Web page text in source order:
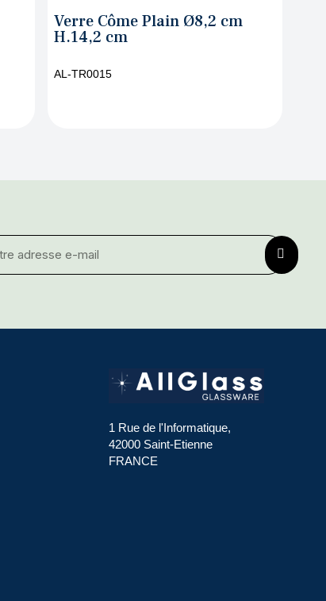
Verre Côme Square Ø8,2 cm
H.14,2 cm
AL-TR0016
1 Rue de l'Informatique,
42000 Saint-Etienne
FRANCE